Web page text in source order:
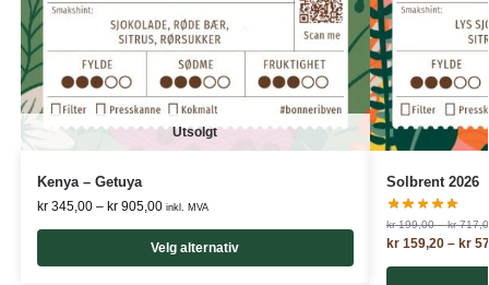
Utsolgt
Kenya – Getuya
kr345,00 – kr905,00inkl. MVA
Velg alternativ
Solbrent 2026
kr199,00 – kr
kr159,20 – kr